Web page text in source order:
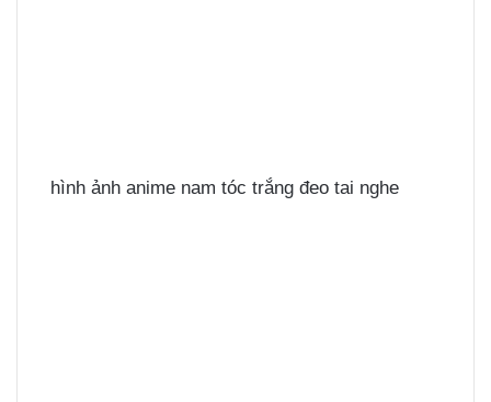
hình ảnh anime nam tóc trắng đeo tai nghe